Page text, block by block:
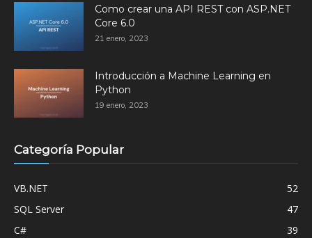
Como crear una API REST con ASP.NET
Core 6.0
21 enero, 2023
Introducción a Machine Learning en
Python
19 enero, 2023
Categoría Popular
VB.NET
52
SQL Server
47
C#
39